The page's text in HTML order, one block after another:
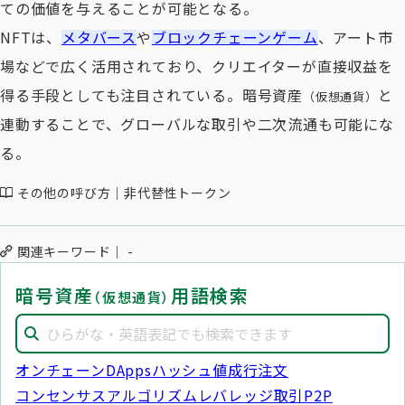
ての価値を与えることが可能となる。
NFTは、 メタバースやブロックチェーンゲーム、アート市
場などで広く活用されており、クリエイターが直接収益を
得る手段としても注目されている。暗号資産 （仮想通貨）
と
連動することで、グローバルな取引や二次流通も可能にな
る。
その他の呼び方 非代替性トークン
関連キーワード -
暗号資産 （仮想通貨） 用語検索
オンチェーンDAppsハッシュ値成行注文
コンセンサスアルゴリズム レバレッジ取引P2P